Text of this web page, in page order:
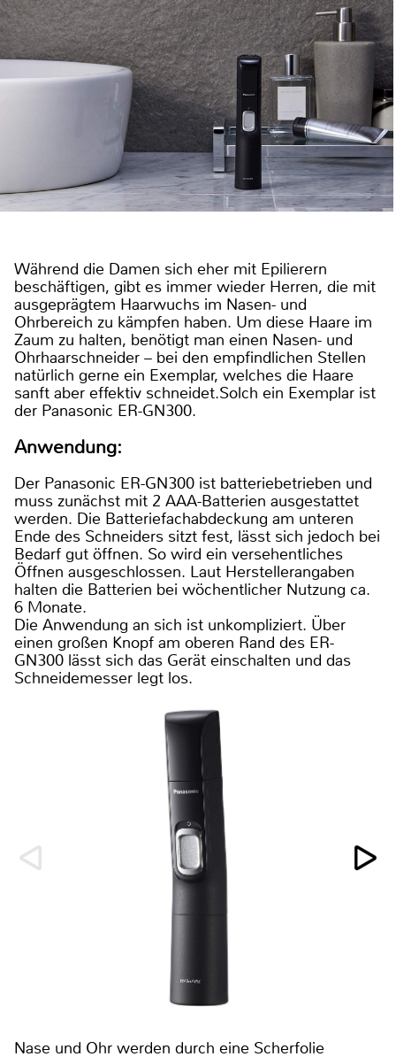
Während die Damen sich eher mit Epilierern
beschäftigen, gibt es immer wieder Herren, die mit
ausgeprägtem Haarwuchs im Nasen- und
Ohrbereich zu kämpfen haben. Um diese Haare im
Zaum zu halten, benötigt man einen Nasen- und
Ohrhaarschneider – bei den empfindlichen Stellen
natürlich gerne ein Exemplar, welches die Haare
sanft aber effektiv schneidet.Solch ein Exemplar ist
der Panasonic ER-GN300.
Anwendung:
Der Panasonic ER-GN300 ist batteriebetrieben und
muss zunächst mit 2 AAA-Batterien ausgestattet
werden. Die Batteriefachabdeckung am unteren
Ende des Schneiders sitzt fest, lässt sich jedoch bei
Bedarf gut öffnen. So wird ein versehentliches
Öffnen ausgeschlossen. Laut Herstellerangaben
halten die Batterien bei wöchentlicher Nutzung ca.
6 Monate.
Die Anwendung an sich ist unkompliziert. Über
einen großen Knopf am oberen Rand des ER-
GN300 lässt sich das Gerät einschalten und das
Schneidemesser legt los.
Nase und Ohr werden durch eine Scherfolie